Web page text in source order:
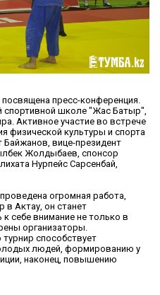
пресс-конференция.
школе "Жас Батыр",
Активное участие во встрече
физической культуры и спорта
Байжанов, вице-президент
Жолдыбаев, спонсор
Нурпейс Сарсенбай,
огромная работа,
в Актау, он станет
себе внимание не только в
организаторы.
способствует
людей, формированию у
наконец, повышению